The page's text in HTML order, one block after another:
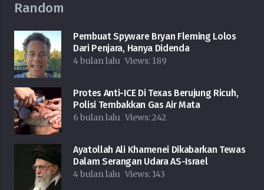
Random
Pembuat Spyware Bryan Fleming Lolos
Dari Penjara, Hanya Didenda
4 bulan lalu Views: 189
Protes Anti-ICE Di Texas Berujung Ricuh,
Polisi Tembakkan Gas Air Mata
6 bulan lalu Views:242
Ayatollah Ali Khamenei Dikabarkan Tewas
Dalam Serangan Udara AS-Israel
4 bulan lalu Views: 143